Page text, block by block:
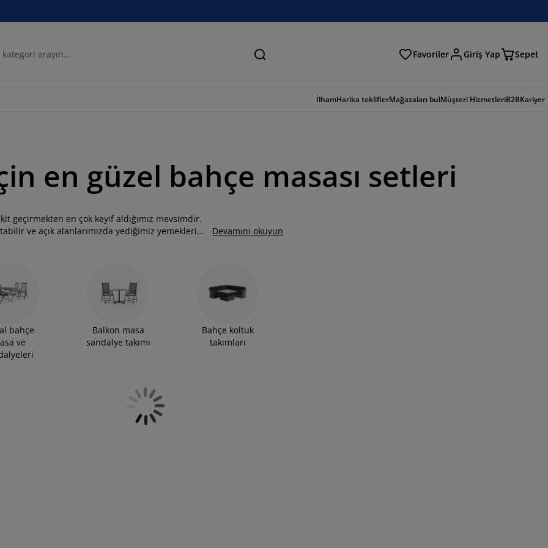
Ara Favoriler Giriş Yap Sepet
İlhamHarika tekliflerMağazaları bulMüşteri HizmetleriB2BKariyer
en güzel bahçe masası setleri
geçirmekten en çok keyif aldığımız mevsimdir.
ve açık alanlarımızda yediğimiz yemekleri
geniş veranda ve bahçeleriniz için uzatılabilir
düzenli ve temiz kalması için ürün
aksesuarları da yer almaktadır.
Devamını okuyun
bahçe
ve
Balkon masa
sandalye takımı
Bahçe koltuk
takımları